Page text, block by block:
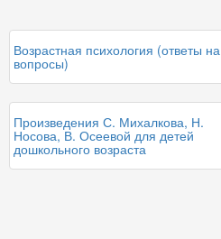
Возрастная психология (ответы на
вопросы)
Произведения С. Михалкова, Н.
Носова, В. Осеевой для детей
дошкольного возраста